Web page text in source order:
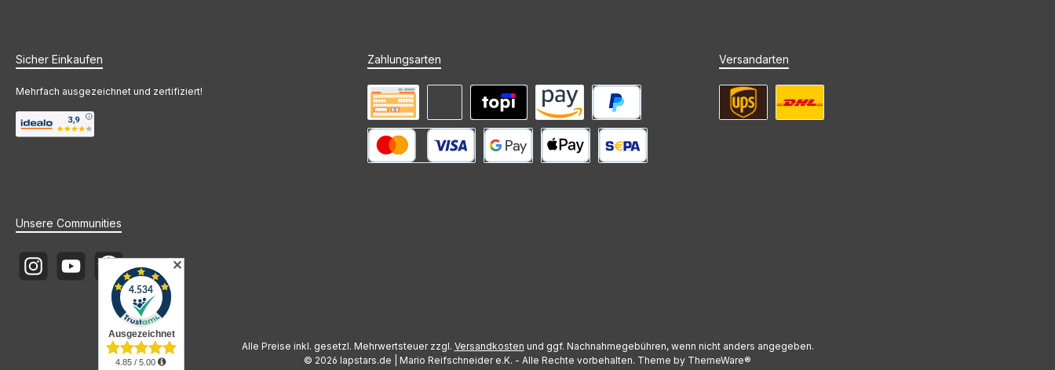
Sicher Einkaufen
Mehrfach ausgezeichnet und zertifiziert!
Zahlungsarten
PayPal
Mieten mit topi Amazon Pay
Vorkasse Rechnung (Zahlungsziel)
Versandarten
Unsere Communities
Instagram YouTube Newsletter
Alle Preise inkl. gesetzl. Mehrwertsteuer zzgl. Versandkosten und ggf. Nachnahmegebühren, wenn nicht anders angegeben.
© 2026 lapstars.de | Mario Reifschneider e.K. - Alle Rechte vorbehalten. Theme by ThemeWare®
✕